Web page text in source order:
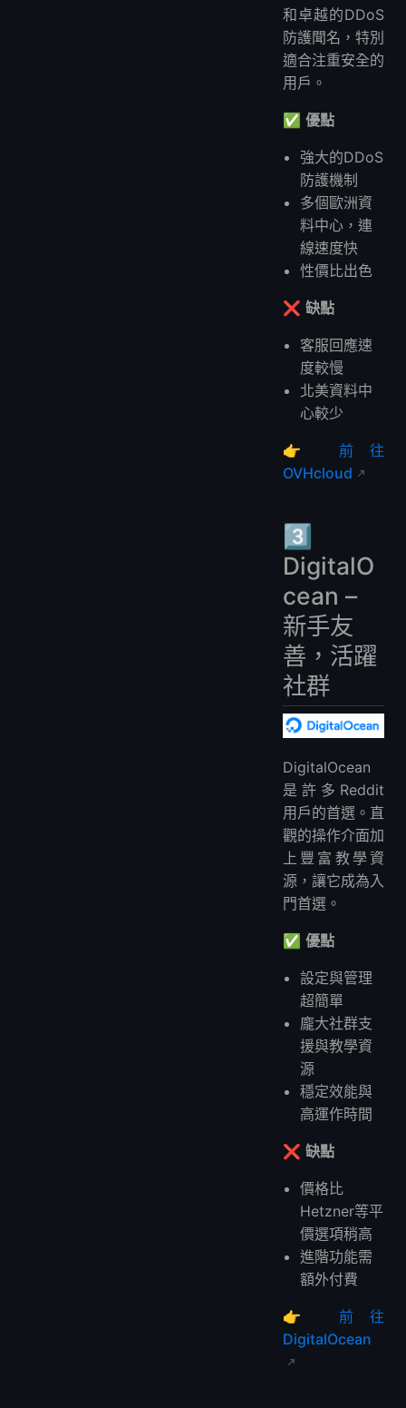
和卓越的DDoS
防護聞名，特別
適合注重安全的
用戶。
✅ 優點
強大的DDoS
防護機制
多個歐洲資
料中心，連
線速度快
性價比出色
❌ 缺點
客服回應速
度較慢
北美資料中
心較少
👉 前往
OVHcloud
3️⃣
DigitalO
cean –
新手友
善，活躍
社群
DigitalOcean
是許多Reddit
用戶的首選。直
觀的操作介面加
上豐富教學資
源，讓它成為入
門首選。
✅ 優點
設定與管理
超簡單
龐大社群支
援與教學資
源
穩定效能與
高運作時間
❌ 缺點
價格比
Hetzner等平
價選項稍高
進階功能需
額外付費
👉 前往
DigitalOcean